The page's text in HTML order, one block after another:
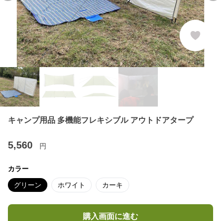
キャンプ用品 多機能フレキシブル アウトドアタープ
5,560 円
カラー
グリーン ホワイト カーキ
購入画面に進む